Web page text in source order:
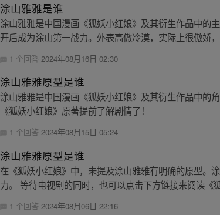
涂山雅雅是谁
涂山雅雅是中国漫画《狐妖小红娘》及其衍生作品中的
开后成为涂山第一战力。外表高傲冷漠，实际上很傲娇
1 个回答2024年08月16日 02:30
涂山雅雅原型是谁
涂山雅雅是中国漫画《狐妖小红娘》及其衍生作品中的
《狐妖小红娘》原著提前了解剧情了！
1 个回答2024年08月15日 05:24
涂山雅雅原型是谁
在《狐妖小红娘》中，未提及涂山雅雅有明确的原型。
力。 等待电视剧的同时，也可以点击下方链接来阅读《
1 个回答 2024年08月06日 22:16